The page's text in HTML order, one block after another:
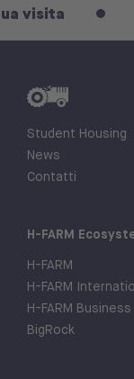
Student Housing
News
Contatti
H-FARM
H-FARM
H-FARM
H-FARM
BigRock